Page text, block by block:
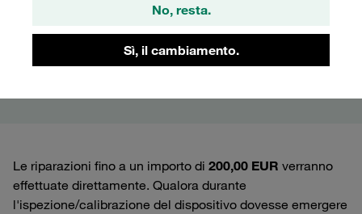
No, resta.
Sì, il cambiamento.
pressione
Le riparazioni fino a un importo di 200,00 EUR verranno
effettuate direttamente. Qualora durante
l'ispezione/calibrazione del dispositivo dovesse emergere